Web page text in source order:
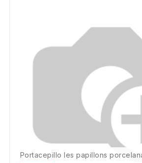
portacepillo les papillons